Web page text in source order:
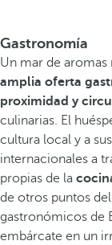
Gastronomía
Un mar de aromas
amplia oferta
proximidad y
culinarias. El
cultura local y a
internacionales a
propias de la
de otros puntos
gastronómicos de
embárcate en un